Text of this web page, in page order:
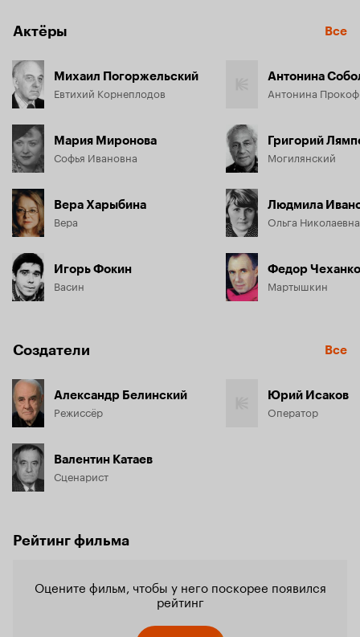
Актёры Все
Михаил Погоржельский
Евтихий Корнеплодов
Мария Миронова
Софья Ивановна
Вера Харыбина
Вера
Игорь Фокин
Васин
Антонина
Антонина
Григорий
Могилянский
Людмила
Ольга Николаевна
Федор
Мартышкин
Создатели Все
Александр Белинский
Режиссёр
Валентин Катаев
Сценарист
Юрий Исаков
Оператор
Рейтинг фильма
Оцените фильм, чтобы у него поскорее появился
рейтинг